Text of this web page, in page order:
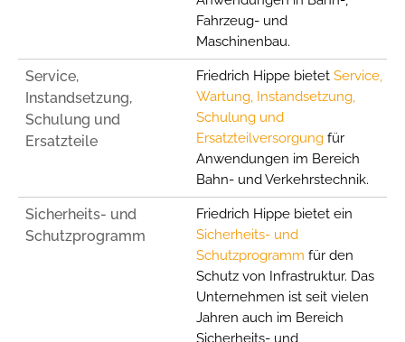
Fahrzeug- und
Maschinenbau.
Service,
Instandsetzung,
Schulung und
Ersatzteile
Friedrich Hippe bietet Service,
Wartung, Instandsetzung,
Schulung und
Ersatzteilversorgungfür
Anwendungen im Bereich
Bahn- und Verkehrstechnik.
Sicherheits- und
Schutzprogramm
Friedrich Hippe bietet ein
Sicherheits- und
Schutzprogramm für den
Schutz von Infrastruktur. Das
Unternehmen ist seit vielen
Jahren auch im Bereich
Sicherheits- und